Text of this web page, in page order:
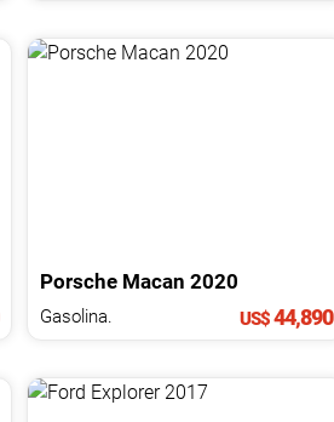
Porsche Macan 2020
Gasolina. US$44,890